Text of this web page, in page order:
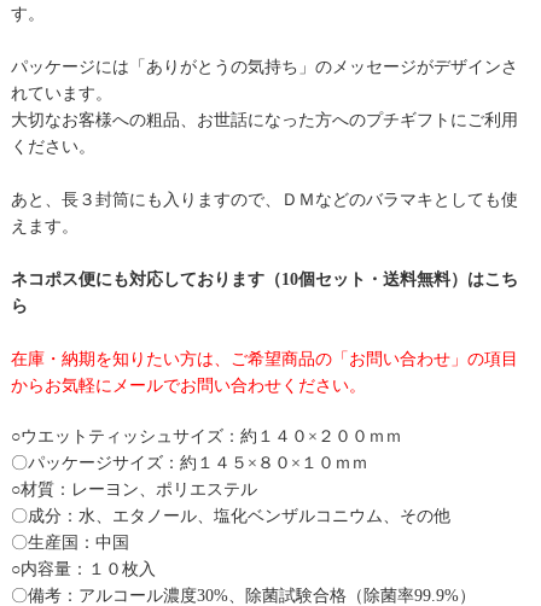
す。
パッケージには「ありがとうの気持ち」のメッセージがデザインさ
れています。
大切なお客様への粗品、お世話になった方へのプチギフトにご利用
ください。
あと、長３封筒にも入りますので、ＤＭなどのバラマキとしても使
えます。
ネコポス便にも対応しております（10個セット・送料無料）はこち
ら
在庫・納期を知りたい方は、ご希望商品の「お問い合わせ」の項目
からお気軽にメールでお問い合わせください。
○ウエットティッシュサイズ：約１４０×２００ｍｍ
〇パッケージサイズ：約１４５×８０×１０ｍｍ
○材質：レーヨン、ポリエステル
〇成分：水、エタノール、塩化ベンザルコニウム、その他
〇生産国：中国
○内容量：１０枚入
〇備考：アルコール濃度30%、除菌試験合格（除菌率99.9%）